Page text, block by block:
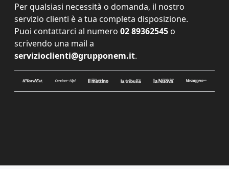
Per qualsiasi necessità o domanda, il nostro
servizio clienti è a tua completa disposizione.
Puoi contattarci al numero 02 89362545 o
scrivendo una mail a
servizioclienti@grupponem.it.